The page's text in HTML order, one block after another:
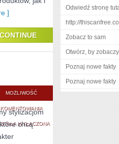
]
CONTINUE
MOŻLIWOŚĆ
KOMENTOWANIACZYTELNICY
ANALIZUJĄ
WYŁĄCZONA
stylizacjom
chcą
Odwiedź stronę
http://
Zobacz to sam
Otwórz, by
Poznaj nowe fakty
Poznaj nowe fakty